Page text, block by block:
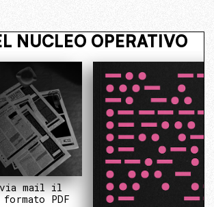
NEL NUCLEO
via mail il
PDF